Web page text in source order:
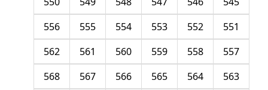
551
552
553
554
555
556
557
558
559
560
561
562
563
564
565
566
567
568